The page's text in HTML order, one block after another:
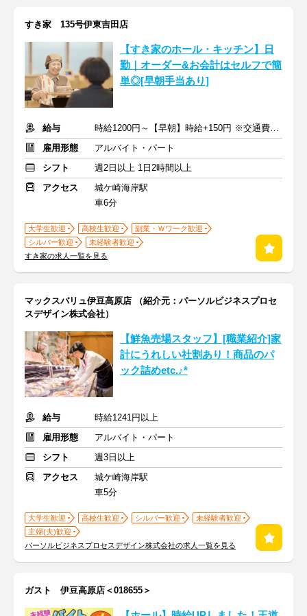
すき家 135号伊東吉田店
【すき家のホール・キッチン】日
勤｜オーダー&お会計はセルフで簡
単◎[早朝手当あり]
給与
時給1200円～【早朝】時給+150円 ※交通費支給
雇用形態
アルバイト・パート
シフト
週2日以上 1日2時間以上
アクセス
城ケ崎海岸駅
車6分
大学生歓迎 高校生歓迎
副業・Ｗワーク歓迎
シルバー歓迎
未経験者歓迎
すき家の求人一覧を見る
マックスバリュ伊豆高原店 （紹介元：パーソルビジネスプロセ
スデザイン株式会社）
【鮮魚売場スタッフ】[職業紹介]家
計にうれしい社割あり！商品のパ
ック詰めetc.♪*
給与
時給1241円以上
雇用形態
アルバイト・パート
シフト
週3日以上
アクセス
城ケ崎海岸駅
車5分
大学生歓迎 高校生歓迎 シルバー歓迎
未経験者歓迎
主婦(夫)歓迎
パーソルビジネスプロセスデザイン株式会社の求人一覧を見る
ガスト 伊豆高原店＜018655＞